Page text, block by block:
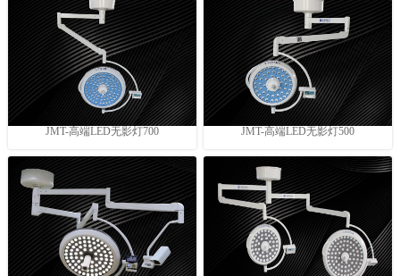
JMT-高端LED无影灯700 JMT-高端LED无影灯500